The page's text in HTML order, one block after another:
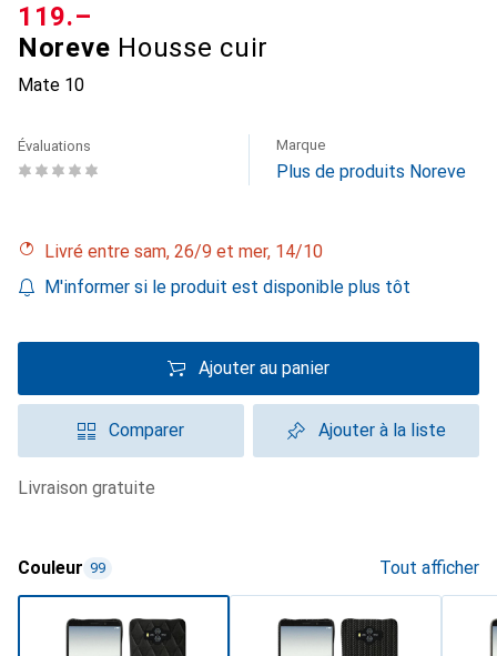
Noreve Housse cuir
Mate 10
CHF
119.–
Évaluations Marque
Plus de produits Noreve
Livré entre sam, 26/9 et mer, 14/10
M'informer si le produit est disponible plus tôt
Ajouter au panier
Comparer Ajouter à la liste
livraison gratuite
Couleur 99 Tout afficher